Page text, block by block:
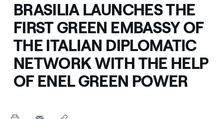
BRASILIA LAUNCHES THE
FIRST GREEN EMBASSY OF
THE ITALIAN DIPLOMATIC
NETWORK WITH THE HELP
OF ENEL GREEN POWER